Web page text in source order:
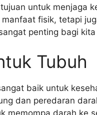
untuk menjaga
fisik, tetapi
penting bagi
Tubuh
baik untuk
dan peredaran